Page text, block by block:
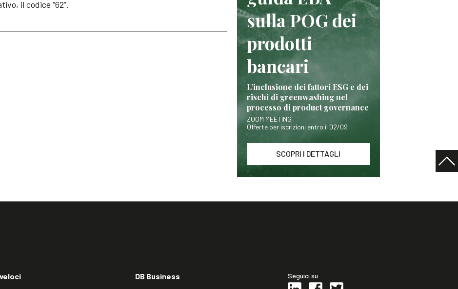
il codice “62”.
sulla POG dei
prodotti
bancari
L’inclusione dei fattori ESG e dei
rischi di greenwashing nel
processo di product governance
ZOOM MEETING
Offerte per iscrizioni entro il 02/09
SCOPRI I DETTAGLI
DB Business Seguici su